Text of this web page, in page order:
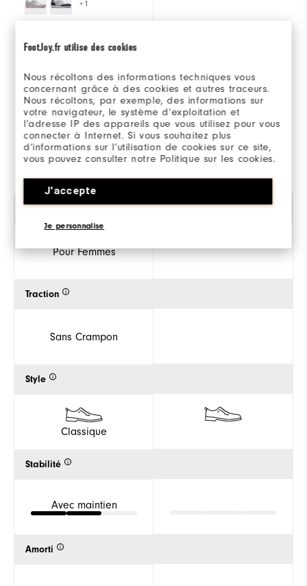
FootJoy.fr utilise des cookies
Nous récoltons des informations techniques vous
concernant grâce à des cookies et autres traceurs.
Nous récoltons, par exemple, des informations sur
votre navigateur, le système d’exploitation et
l’adresse IP des appareils que vous utilisez pour vous
connecter à Internet. Si vous souhaitez plus
d’informations sur l’utilisation de cookies sur ce site,
vous pouvez consulter notre Politique sur les cookies.
J'accepte
Je personnalise
+1
FJ Traditions Wing
160€
(5)
JE COMMANDE
Genre
Pour Femmes
Traction
Sans Crampon
Style
Classique
Stabilité
Avec maintien
Amorti
160€
(0)
JE COMMANDE